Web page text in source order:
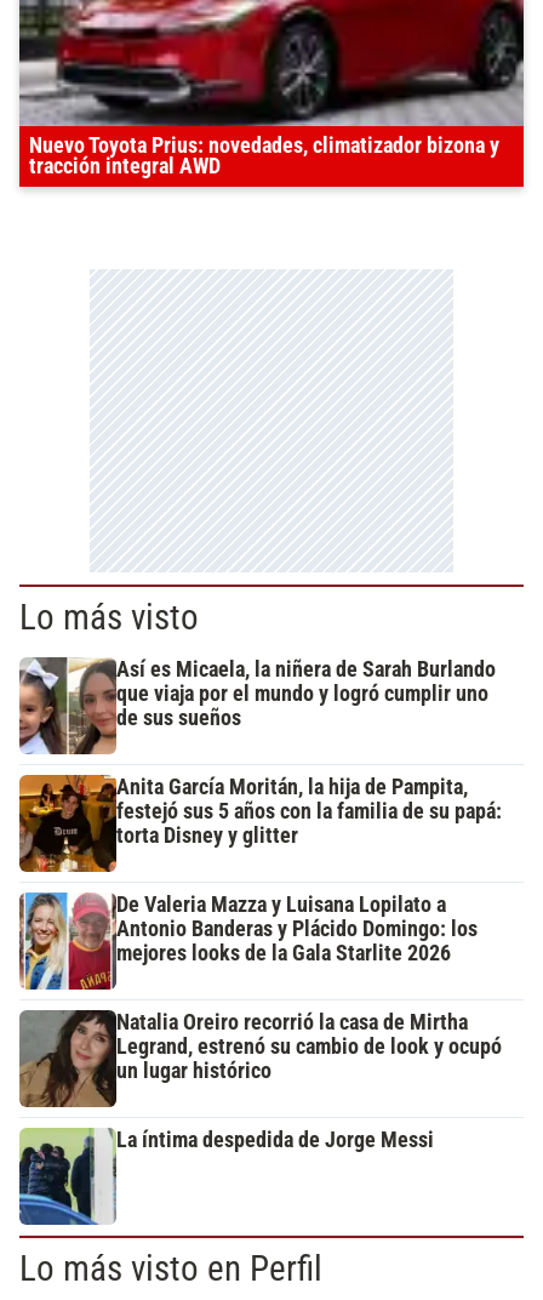
Nuevo Toyota Prius: novedades, climatizador bizona y
tracción integral AWD
Lo más visto
Así es Micaela, la niñera de Sarah Burlando
que viaja por el mundo y logró cumplir uno
de sus sueños
Anita García Moritán, la hija de Pampita,
festejó sus 5 años con la familia de su papá:
torta Disney y glitter
De Valeria Mazza y Luisana Lopilato a
Antonio Banderas y Plácido Domingo: los
mejores looks de la Gala Starlite 2026
Natalia Oreiro recorrió la casa de Mirtha
Legrand, estrenó su cambio de look y ocupó
un lugar histórico
La íntima despedida de Jorge Messi
Lo más visto en Perfil